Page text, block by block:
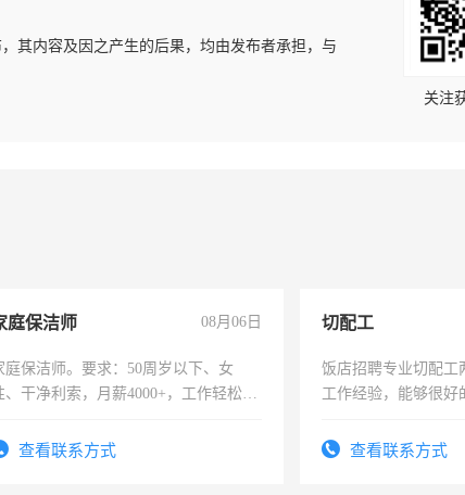
其内容及因之产生的后果，均由发布者承担，与
关注
庭保洁师 08月06日
庭保洁师。要求：50周岁以下、女
、干净利索，月薪4000+，工作轻松，
太等。
查看联系方式
切配工
饭店招聘专业切配工
工作经验，能够很好
4500。查看联系方式